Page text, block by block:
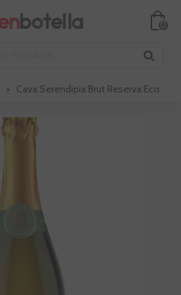
0
> Cava Serendipia Brut Reserva Eco